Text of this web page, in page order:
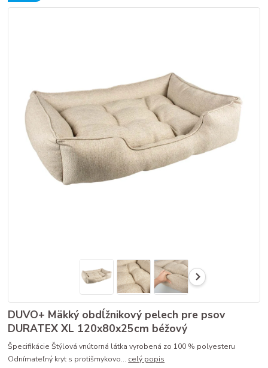
DUVO+ Mäkký obdĺžnikový pelech pre psov
DURATEX XL 120x80x25cm béžový
Špecifikácie Štýlová vnútorná látka vyrobená zo 100 % polyesteru
Odnímateľný kryt s protišmykovo... celý popis